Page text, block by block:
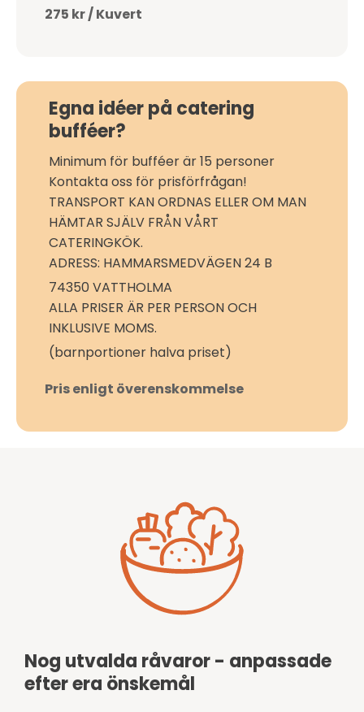
275 kr / Kuvert
Egna idéer på catering
bufféer?
Minimum för bufféer är 15 personer
Kontakta oss för prisförfrågan!
TRANSPORT KAN ORDNAS ELLER OM MAN
HÄMTAR SJÄLV FRÅN VÅRT
CATERINGKÖK.
ADRESS: HAMMARSMEDVÄGEN 24 B
74350 VATTHOLMA
ALLA PRISER ÄR PER PERSON OCH
INKLUSIVE MOMS.
(barnportioner halva priset)
Pris enligt överenskommelse
Nog utvalda råvaror - anpassade
efter era önskemål